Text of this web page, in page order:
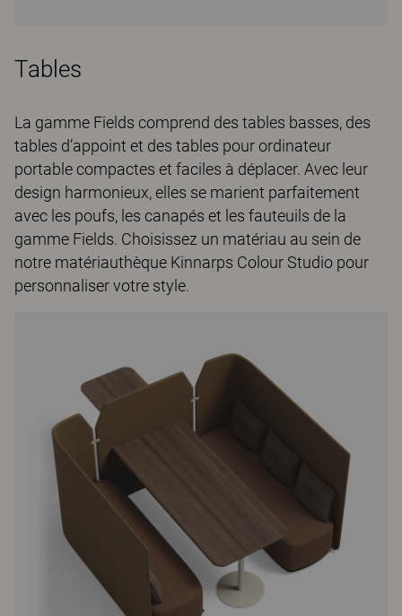
Tables
La gamme Fields comprend des tables basses, des
tables d’appoint et des tables pour ordinateur
portable compactes et faciles à déplacer. Avec leur
design harmonieux, elles se marient parfaitement
avec les poufs, les canapés et les fauteuils de la
gamme Fields. Choisissez un matériau au sein de
notre matériauthèque Kinnarps Colour Studio pour
personnaliser votre style.